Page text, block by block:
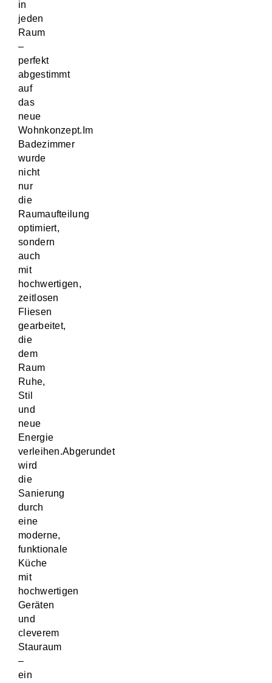
in
jeden
Raum
–
perfekt
abgestimmt
auf
das
neue
Wohnkonzept.Im
Badezimmer
wurde
nicht
nur
die
Raumaufteilung
optimiert,
sondern
auch
mit
hochwertigen,
zeitlosen
Fliesen
gearbeitet,
die
dem
Raum
Ruhe,
Stil
und
neue
Energie
verleihen.Abgerundet
wird
die
Sanierung
durch
eine
moderne,
funktionale
Küche
mit
hochwertigen
Geräten
und
cleverem
Stauraum
–
ein